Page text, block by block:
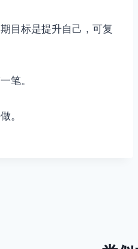
目标是提升自己，可复
笔。
。